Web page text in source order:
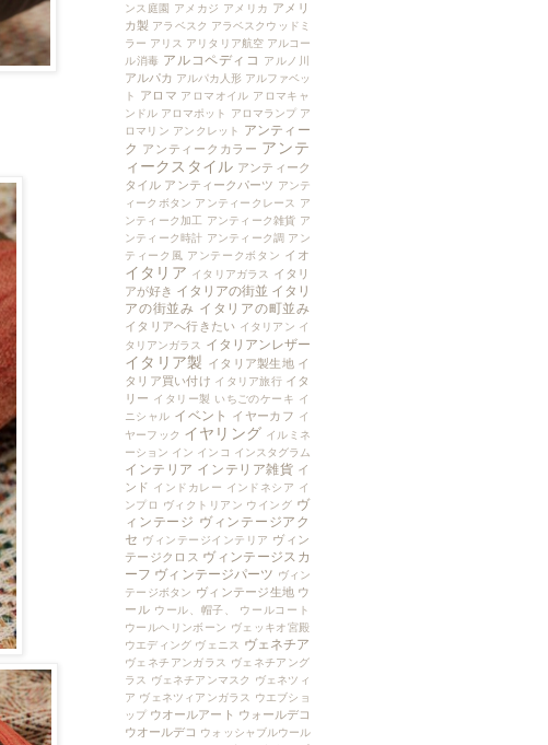
ンス庭園
アメカジ アメリカ アメリ
カ製 アラベスク アラベスクウッドミ
ラー アリス アリタリア航空 アルコー
ル消毒 アルコペディコ アルノ川
アルパカ アルパカ人形 アルファベッ
ト
アロマ アロマオイル アロマキャ
ンドル アロマポット アロマランプ ア
ロマリン アンクレット
アンティー
ク アンティークカラー アンテ
ィークスタイル アンティーク
タイル アンティークパーツ アンテ
ィークボタン アンティークレース
ア
ンティーク加工 アンティーク雑貨 ア
ンティーク時計 アンティーク調 アン
ティーク風
アンテークボタン イオ
イタリア イタリアガラス
イタリ
アが好き イタリアの街並 イタリ
アの街並み イタリアの町並み
イタリアへ行きたい イタリアン イ
タリアンガラス
イタリアンレザー
イタリア製 イタリア製生地 イ
タリア買い付け イタリア旅行 イタ
リー イタリー製 いちごのケーキ イ
ニシャル イベント イヤーカフ イ
ヤーフック イヤリング イルミネ
ーション イン インコ インスタグラム
インテリア インテリア雑貨 イ
ンド インドカレー インドネシア イ
ンプロ
ヴィクトリアン ウイング ヴ
ィンテージ ヴィンテージアク
セ ヴィンテージインテリア ヴィン
テージクロス ヴィンテージスカ
ーフ ヴィンテージパーツ ヴィン
テージボタン ヴィンテージ生地 ウ
ール ウール、帽子、
ウールコート
ウールヘリンボーン ヴェッキオ宮殿
ウエディング ヴェニス ヴェネチア
ヴェネチアンガラス
ヴェネチアング
ラス
ヴェネチアンマスク
ヴェネツィ
ア ヴェネツィアンガラス
ウエブショ
ップ ウオールアート ウォールデコ
ウオールデコ ウォッシャブルウール